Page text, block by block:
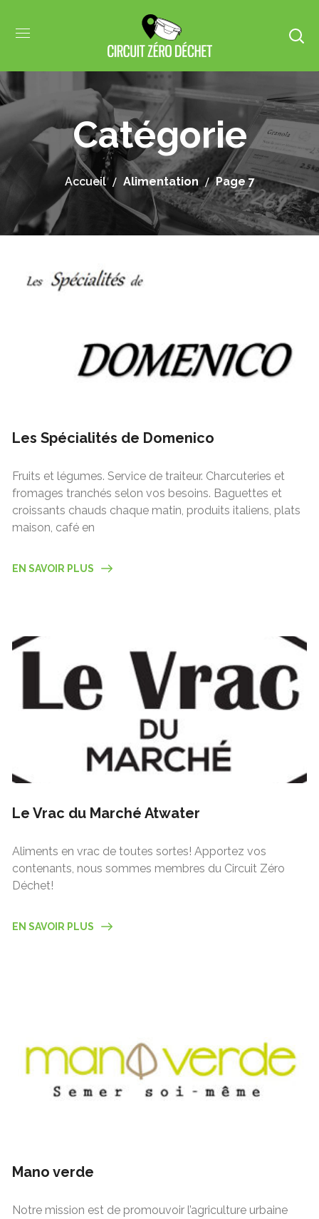
Catégorie
Accueil Alimentation Page 7
Les Spécialités de Domenico
Fruits et légumes. Service de traiteur. Charcuteries et
fromages tranchés selon vos besoins. Baguettes et
croissants chauds chaque matin, produits italiens, plats
maison, café en
EN SAVOIR PLUS
Le Vrac du Marché Atwater
Aliments en vrac de toutes sortes! Apportez vos
contenants, nous sommes membres du Circuit Zéro
Déchet!
EN SAVOIR PLUS
Mano verde
Notre mission est de promouvoir l’agriculture urbaine